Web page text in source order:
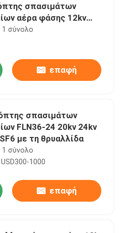
σπασιμάτων
αέρα φάσης 12kv
1 σύνολο
επαφή
σπασιμάτων
FLN36-24 20kv 24kv
με τη θρυαλλίδα
1 σύνολο
1000
επαφή